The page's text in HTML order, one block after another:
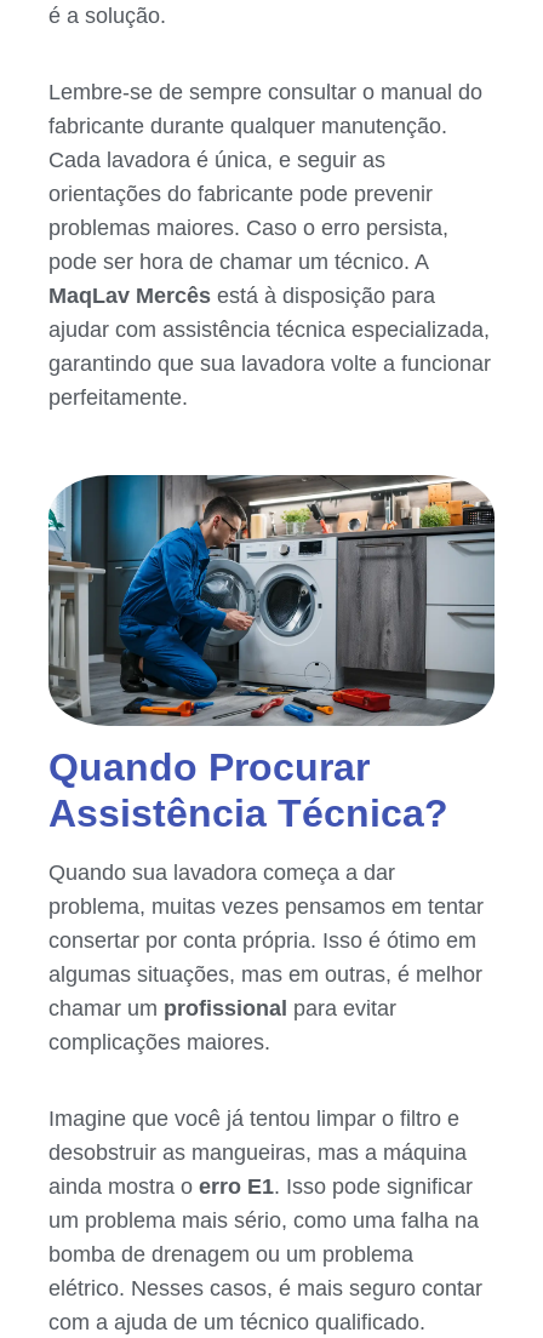
é a solução.
Lembre-se de sempre consultar o manual do
fabricante durante qualquer manutenção.
Cada lavadora é única, e seguir as
orientações do fabricante pode prevenir
problemas maiores. Caso o erro persista,
pode ser hora de chamar um técnico. A
MaqLav Mercês está à disposição para
ajudar com assistência técnica especializada,
garantindo que sua lavadora volte a funcionar
perfeitamente.
Quando Procurar
Assistência Técnica?
Quando sua lavadora começa a dar
problema, muitas vezes pensamos em tentar
consertar por conta própria. Isso é ótimo em
algumas situações, mas em outras, é melhor
chamar um profissional para evitar
complicações maiores.
Imagine que você já tentou limpar o filtro e
desobstruir as mangueiras, mas a máquina
ainda mostra o erro E1. Isso pode significar
um problema mais sério, como uma falha na
bomba de drenagem ou um problema
elétrico. Nesses casos, é mais seguro contar
com a ajuda de um técnico qualificado.